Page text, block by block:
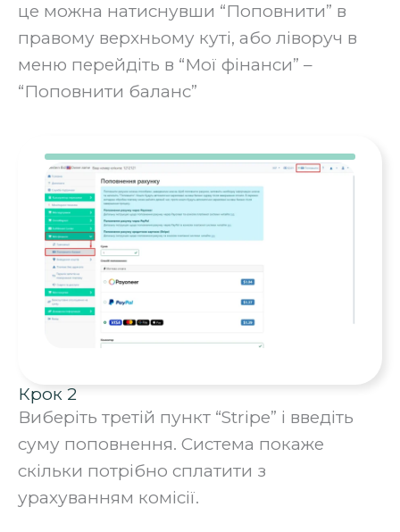
це можна натиснувши “Поповнити” в
правому верхньому куті, або ліворуч в
меню перейдіть в “Мої фінанси” –
“Поповнити баланс”
Крок 2
Виберіть третій пункт “Stripe” і введіть
суму поповнення. Система покаже
скільки потрібно сплатити з
урахуванням комісії.